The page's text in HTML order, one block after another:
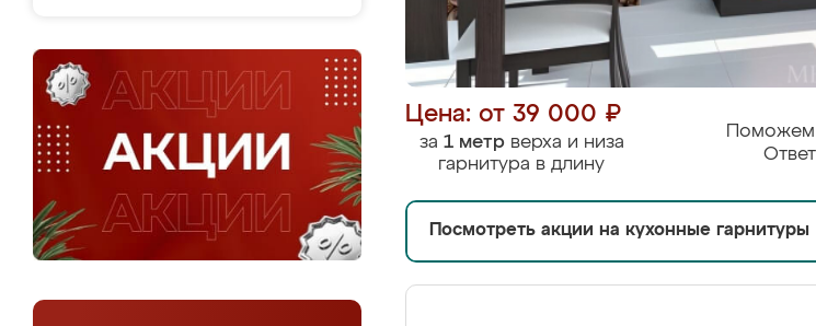
Цена: от 39 000 ₽
за 1 метрверха и низа
гарнитура в длину
Поможем
Посмотреть акции на кухонные гарнитуры